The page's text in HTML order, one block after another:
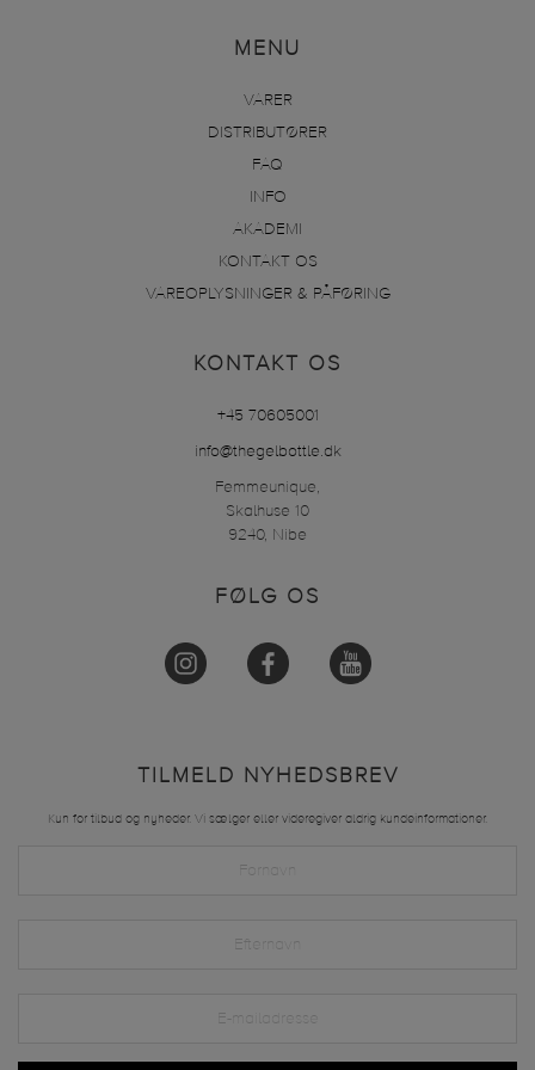
MENU
VARER
DISTRIBUTØRER
FAQ
INFO
AKADEMI
KONTAKT OS
VAREOPLYSNINGER & PÅFØRING
KONTAKT OS
+45 70605001
info@thegelbottle.dk
Femmeunique,
Skalhuse 10
9240, Nibe
FØLG OS
TILMELD NYHEDSBREV
Kun for tilbud og nyheder. Vi sælger eller videregiver aldrig kundeinformationer.